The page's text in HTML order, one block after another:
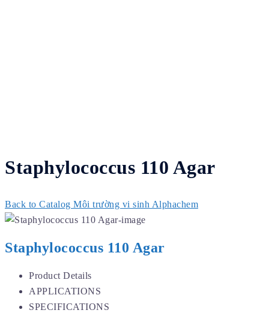
Staphylococcus 110 Agar
Back to Catalog Môi trường vi sinh Alphachem
Staphylococcus 110 Agar
Product Details
APPLICATIONS
SPECIFICATIONS